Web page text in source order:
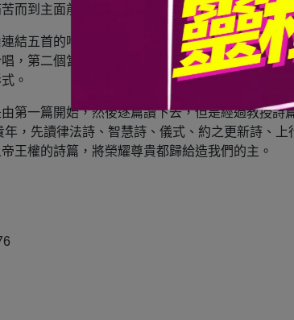
而到主面前哀亨，對主而言都是一種讚美～你會
結五首的哈利路亞詩篇（一四六到一五０），
，第二個當然就是啟示錄的十九章。據說韓得
。
第一篇開始，然後逐篇讀下去，但是經過教授
年，先讀律法詩、智慧詩、儀式、約之更新詩、
王權的詩篇，將榮耀尊貴都歸給造我們的主。